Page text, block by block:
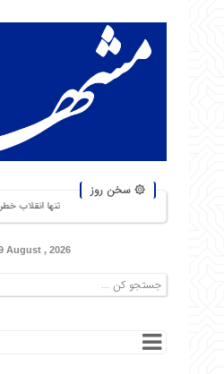
۞ سخن روز
تنها انقلاب خطرناک، انقلاب
August , 2026